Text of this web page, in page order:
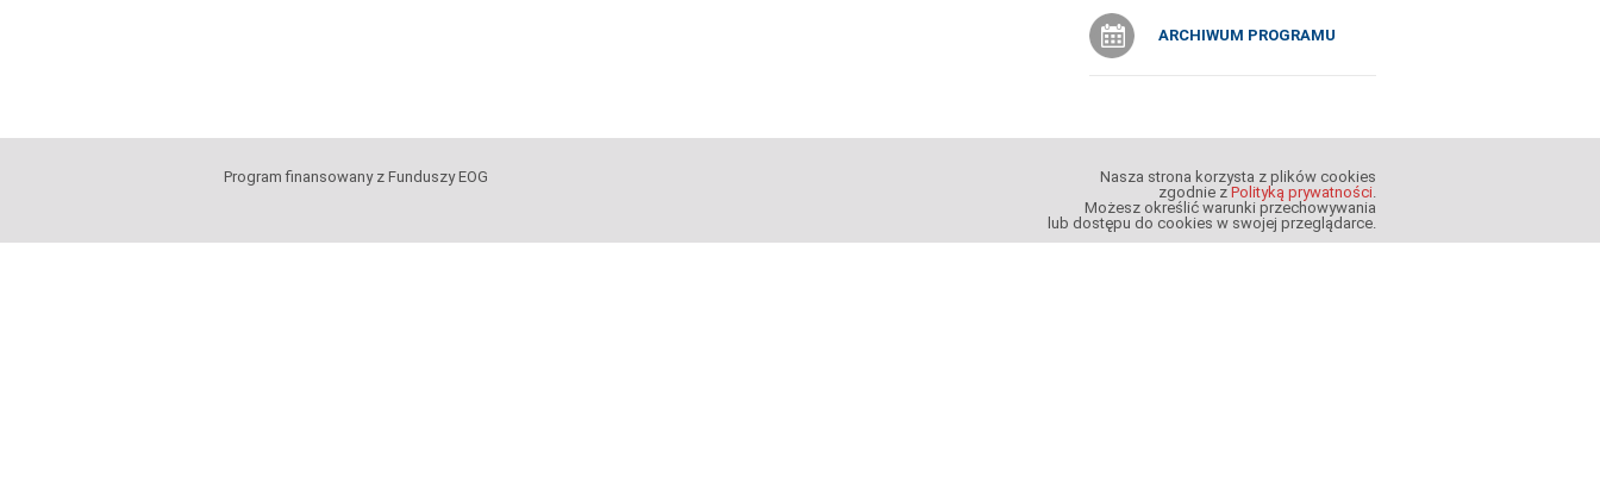
ARCHIWUM PROGRAMU
Nasza strona korzysta z plików cookies
zgodnie z Polityką prywatności
Możesz określić warunki przechowywania
lub dostępu do cookies w swojej przeglądarce.
Program finansowany z Funduszy EOG